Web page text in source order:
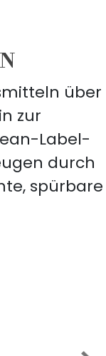
über
zur
Label-
durch
spürbare